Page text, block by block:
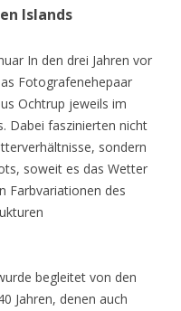
Islands
In den drei Jahren vor
Fotografenehepaar
Ochtrup jeweils im
Dabei faszinierten nicht
sondern
soweit es das Wetter
Farbvariationen des
begleitet von den
Jahren, denen auch